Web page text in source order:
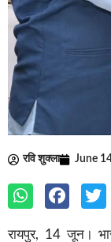
रवि शुक्ला June
रायपुर, 14 जून।